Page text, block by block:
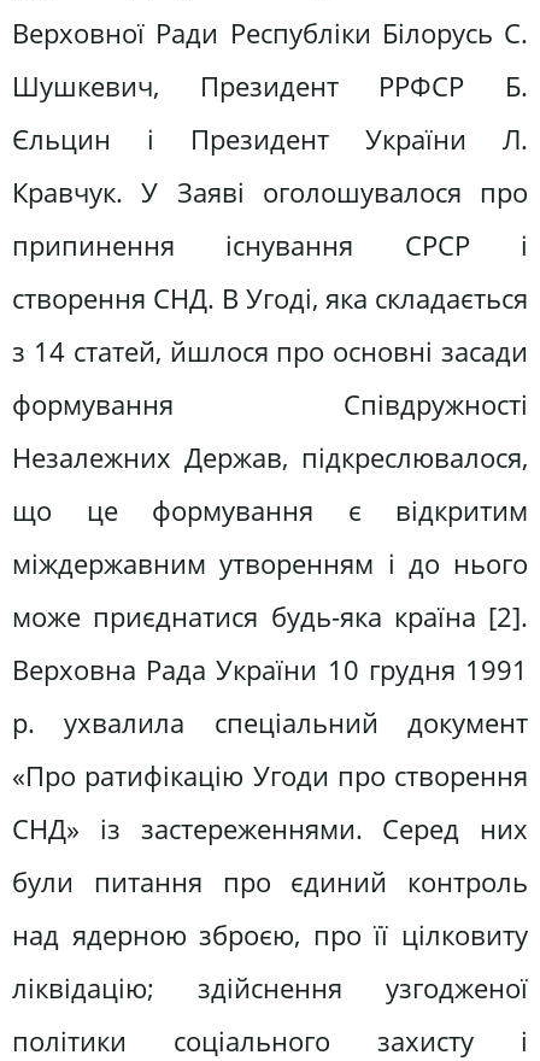
Верховної Ради Республіки Білорусь С.
Шушкевич, Президент РРФСР Б.
Єльцин і Президент України Л.
Кравчук. У Заяві оголошувалося про
припинення існування СРСР і
створення СНД. В Угоді, яка складається
з 14 статей, йшлося про основні засади
формування Співдружності
Незалежних Держав, підкреслювалося,
що це формування є відкритим
міждержавним утворенням і до нього
може приєднатися будь-яка країна [2].
Верховна Рада України 10 грудня 1991
р. ухвалила спеціальний документ
«Про ратифікацію Угоди про створення
СНД» із застереженнями. Серед них
були питання про єдиний контроль
над ядерною зброєю, про її цілковиту
ліквідацію; здійснення узгодженої
політики соціального захисту і